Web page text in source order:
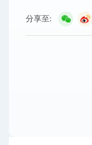
分享至: